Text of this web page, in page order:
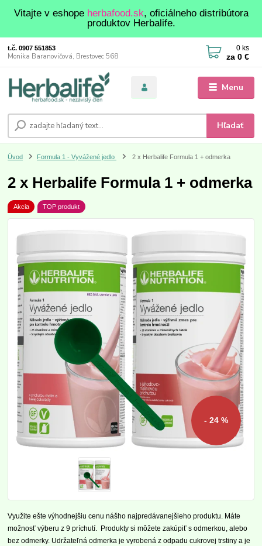
Vitajte v eshope herbafood.sk, oficiálneho distribútora
produktov Herbalife.
Menu
Hľadať
t.č. 0907 551853
Monika Baranovičová, Brestovec 568
0ks
za 0 €
Úvod Formula 1 - Vyvážené jedlo 2 x Herbalife Formula 1 + odmerka
2 x Herbalife Formula 1 + odmerka
Akcia TOP produkt
- 24 %
Využite ešte výhodnejšiu cenu nášho najpredávanejšieho produktu. Máte
možnosť výberu z 9 príchutí. Produkty si môžete zakúpiť s odmerkou, alebo
bez odmerky. Udržateľná odmerka je vyrobená z odpadu cukrovej trstiny a je